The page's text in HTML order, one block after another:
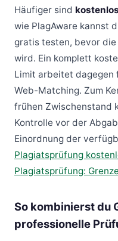
Häufiger sind
wie PlagAware kannst
gratis testen, bevor
wird. Ein komplett
Limit arbeitet dagegen
Web-Matching. Zum
frühen Zwischenstand
Kontrolle vor der
Einordnung der
Plagiatsprüfung
Plagiatsprüfung:
So kombinierst du
professionelle